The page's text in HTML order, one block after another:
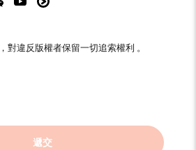
遞交
對違反版權者保留一切追索權利 。